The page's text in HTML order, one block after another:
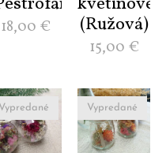
18,00 €
(Ružová)
15,00 €
Vypredané Vypredané